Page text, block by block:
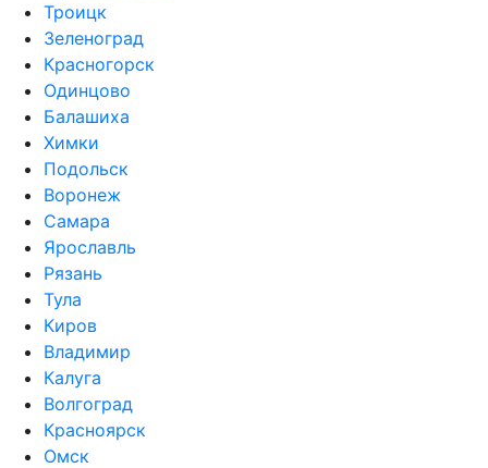
Троицк
Зеленоград
Красногорск
Одинцово
Балашиха
Химки
Подольск
Воронеж
Самара
Ярославль
Рязань
Тула
Киров
Владимир
Калуга
Волгоград
Красноярск
Омск